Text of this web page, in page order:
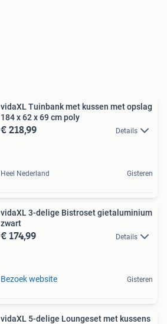
vidaXL Tuinbank met kussen met opslag
184 x 62 x 69 cm poly
€ 218,99 Details
Heel Nederland Gisteren
vidaXL 3-delige Bistroset gietaluminium
zwart
€ 174,99 Details
Bezoek website Gisteren
vidaXL 5-delige Loungeset met kussens